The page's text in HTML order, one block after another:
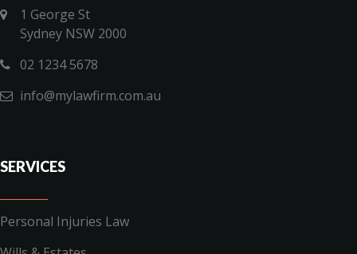
1 George St
Sydney NSW 2000
02 1234 5678
info@mylawfirm.com.au
SERVICES
Personal Injuries Law